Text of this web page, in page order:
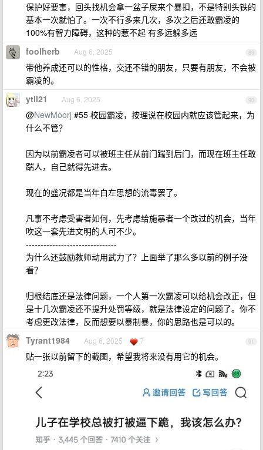
保护好要害，回头找机会拿一盆子屎来个暴扣，不是特别头铁的
基本一次就怕了。一次不行多来几次，多次之后还敢霸凌的
100%有智力障碍，这种的惹不起 有多远躲多远
89
foolherb Aug 6, 2025
带他养成还可以的性格，交还不错的朋友，只要有朋友，不会被
霸凌的。
90
ytll21 Aug 6, 2025
@NewMoorj #55 校园霸凌，按理说在校园内就应该管起来，为
什么不管？
因为以前霸凌者可以被班主任从前门踹到后门，而现在班主任敢
踹人，自己就得先进去。
现在的盛况都是当年白左思想的流毒罢了。
凡事不考虑受害者如何，先考虑给施暴者一个改过的机会，当年
吹这一套先进文明的人可不少。
-------------------------------
为什么还鼓励教师动用武力了？上面举了那么多以前的例子没
看？
归根结底还是法律问题，一个人第一次霸凌可以给机会改正，但
是十几次霸凌还不提升处罚等级，就是法律设定的问题了。你不
考虑更改法律，反而想要以暴制暴，你的思路也是可以的。
91
Tyrant1984 Aug 6, 2025 7
贴一张以前留下的截图，希望我将来没有用它的机会。